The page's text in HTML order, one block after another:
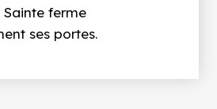
Sainte ferme
ses portes.